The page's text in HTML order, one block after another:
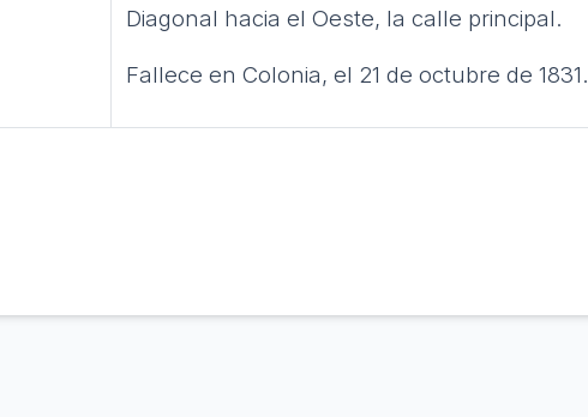
Diagonal hacia el Oeste, la calle principal.
Fallece en Colonia, el 21 de octubre de 1831.